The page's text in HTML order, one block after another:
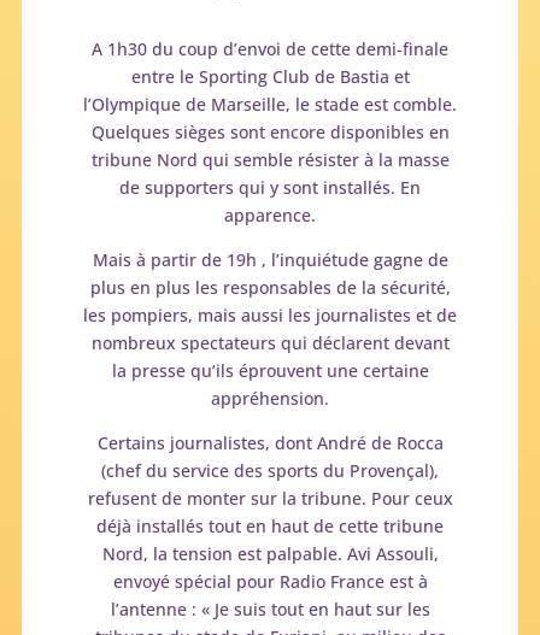
A 1h30 du coup d’envoi de cette demi-finale
entre le Sporting Club de Bastia et
l’Olympique de Marseille, le stade est comble.
Quelques sièges sont encore disponibles en
tribune Nord qui semble résister à la masse
de supporters qui y sont installés. En
apparence.
Mais à partir de 19h , l’inquiétude gagne de
plus en plus les responsables de la sécurité,
les pompiers, mais aussi les journalistes et de
nombreux spectateurs qui déclarent devant
la presse qu’ils éprouvent une certaine
appréhension.
Certains journalistes, dont André de Rocca
(chef du service des sports du Provençal),
refusent de monter sur la tribune. Pour ceux
déjà installés tout en haut de cette tribune
Nord, la tension est palpable. Avi Assouli,
envoyé spécial pour Radio France est à
l’antenne : « Je suis tout en haut sur les